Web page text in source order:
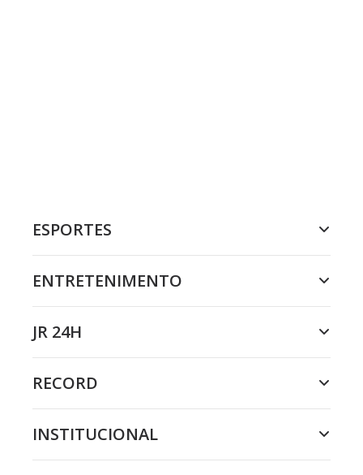
ESPORTES
ENTRETENIMENTO
JR 24H
RECORD
INSTITUCIONAL